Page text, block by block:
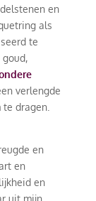
en
als
te
verlengde
dragen.
en
en
en